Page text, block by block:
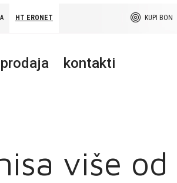
KUPI BON
HT ERONET
kontakti
više